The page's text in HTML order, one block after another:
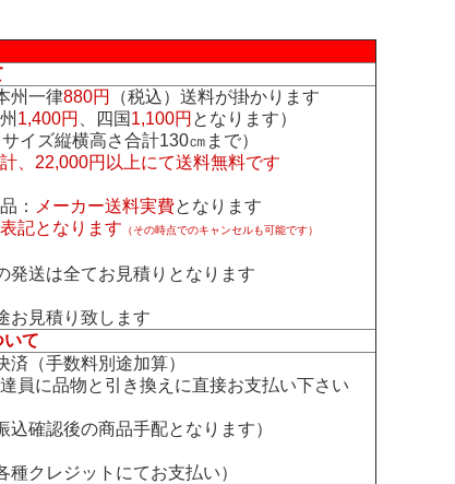
州一律880円
（税込）送料が掛かります
1,400円 、四国 1,100円 となります）
イズ縦横高さ合計130㎝まで）
、22,000円以上にて送料無料です
： メーカー送料実費となります
記となります （その時点でのキャンセルも可能です）
発送は全てお見積りとなります
お見積り致します
いて
済（手数料別途加算）
員に品物と引き換えに直接お支払い下さい
込確認後の商品手配となります）
種クレジットにてお支払い）